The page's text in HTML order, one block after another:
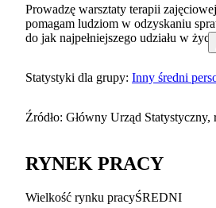
Prowadzę warsztaty terapii
pomagam ludziom w odzyskaniu
do jak najpełniejszego udziału w
Statystyki dla grupy: Inny średni
Źródło: Główny Urząd Statystyczny,
RYNEK PRACY
Wielkość rynku pracyŚREDNI